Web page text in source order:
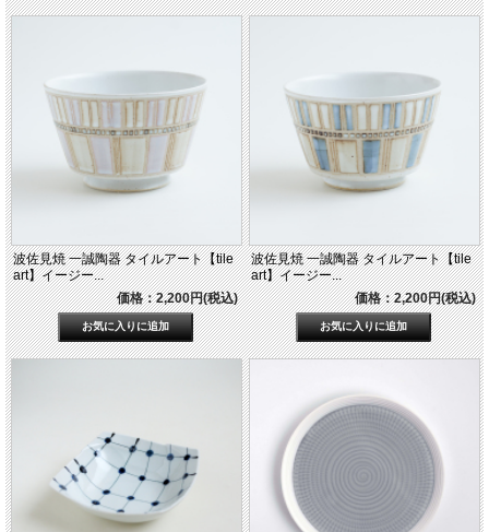
波佐見焼 一誠陶器 タイルアート【tile
art】イージー...
価格：2,200円(税込)
波佐見焼 一誠陶器 タイルアート【tile
art】イージー...
価格：2,200円(税込)